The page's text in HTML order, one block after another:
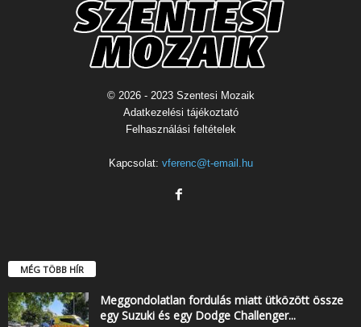
© 2026 - 2023 Szentesi Mozaik
Adatkezelési tájékoztató
Felhasználási feltételek
Kapcsolat: vferenc@t-email.hu
MÉG TÖBB HÍR
Meggondolatlan fordulás miatt ütközött össze
egy Suzuki és egy Dodge Challenger...